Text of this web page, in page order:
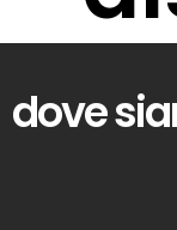
dove